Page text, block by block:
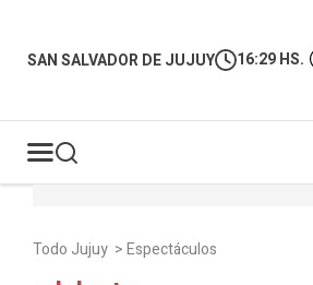
SAN SALVADOR DE JUJUY 16:29 HS.
Todo Jujuy >Espectáculos